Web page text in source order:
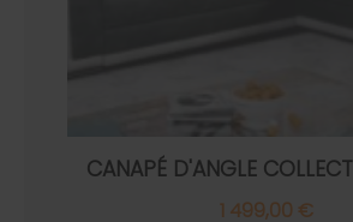
CANAPÉ D'ANGLE
1 499,00 €